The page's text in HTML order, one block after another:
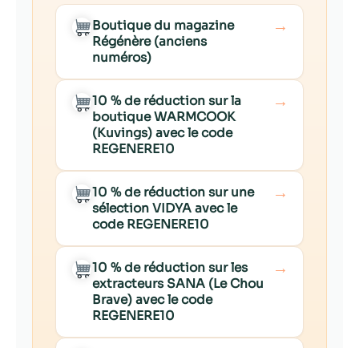
Boutique du magazine
Régénère (anciens
numéros)
→
10 % de réduction sur la
boutique WARMCOOK
(Kuvings) avec le code
REGENERE10
→
10 % de réduction sur une
sélection VIDYA avec le
code REGENERE10
→
10 % de réduction sur les
extracteurs SANA (Le Chou
Brave) avec le code
REGENERE10
→